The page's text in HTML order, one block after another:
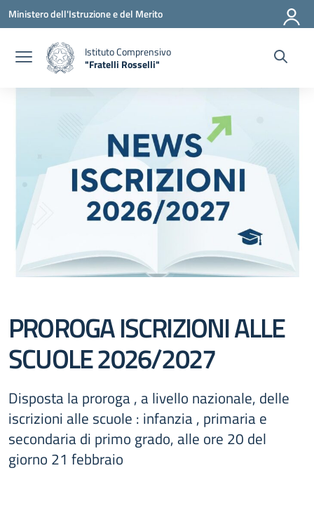
Vai ai contenuti
Vai al menu di navigazione
Vai al footer
Ministero dell'Istruzione e del Merito
Istituto Comprensivo
"Fratelli Rosselli"
PROROGA ISCRIZIONI ALLE
SCUOLE 2026/2027
Disposta la proroga , a livello nazionale, delle
iscrizioni alle scuole : infanzia , primaria e
secondaria di primo grado, alle ore 20 del
giorno 21 febbraio